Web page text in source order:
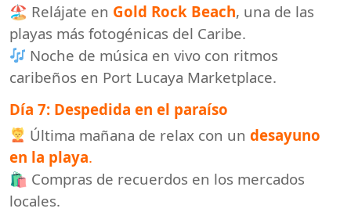
🏖 Relájate en Gold Rock Beach, una de las
playas más fotogénicas del Caribe.
Noche de música en vivo con ritmos
caribeños en Port Lucaya Marketplace.
Día 7: Despedida en el paraíso
Última mañana de relax con undesayuno
en la playa.
🛍 Compras de recuerdos en los mercados
locales.